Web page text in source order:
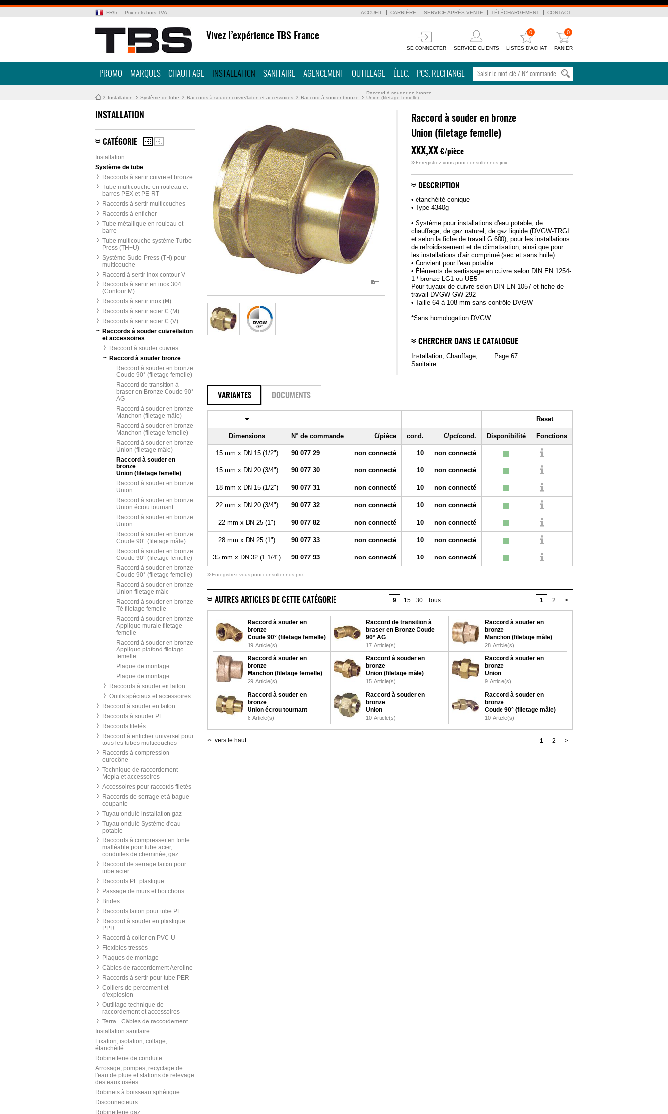
FR/fr Prix nets hors TVA ACCUEIL CARRIÈRE SERVICE APRÈS-VENTE TÉLÉCHARGEMENT CONTACT
Vivez l’expérience TBS France
SE CONNECTER SERVICE CLIENTS
0
LISTES D'ACHAT
0
PANIER
PROMO MARQUES CHAUFFAGE INSTALLATION SANITAIRE AGENCEMENT OUTILLAGE ÉLEC. PCS. RECHANGE
Installation Système de tube Raccords à souder cuivre/laiton et accessoires Raccord à souder bronze
Raccord à souder en bronze
Union (filetage femelle)
INSTALLATION
CATÉGORIE
Installation
Système de tube
Raccords à sertir cuivre et bronze
Tube multicouche en rouleau et
barres PEX et PE-RT
Raccords à sertir multicouches
Raccords à enficher
Tube métallique en rouleau et
barre
Tube multicouche système Turbo-
Press (TH+U)
Système Sudo-Press (TH) pour
multicouche
Raccord à sertir inox contour V
Raccords à sertir en inox 304
(Contour M)
Raccords à sertir inox (M)
Raccords à sertir acier C (M)
Raccords à sertir acier C (V)
Raccords à souder cuivre/laiton
et accessoires
Raccord à souder cuivres
Raccord à souder bronze
Raccord à souder en bronze
Coude 90° (filetage femelle)
Raccord de transition à
braser en Bronze Coude 90°
AG
Raccord à souder en bronze
Manchon (filetage mâle)
Raccord à souder en bronze
Manchon (filetage femelle)
Raccord à souder en bronze
Union (filetage mâle)
Raccord à souder en
bronze
Union (filetage femelle)
Raccord à souder en bronze
Union
Raccord à souder en bronze
Union écrou tournant
Raccord à souder en bronze
Union
Raccord à souder en bronze
Coude 90° (filetage mâle)
Raccord à souder en bronze
Coude 90° (filetage femelle)
Raccord à souder en bronze
Coude 90° (filetage femelle)
Raccord à souder en bronze
Union filetage mâle
Raccord à souder en bronze
Té filetage femelle
Raccord à souder en bronze
Applique murale filetage
femelle
Raccord à souder en bronze
Applique plafond filetage
femelle
Plaque de montage
Plaque de montage
Raccords à souder en laiton
Outils spéciaux et accessoires
Raccord à souder en laiton
Raccords à souder PE
Raccords filetés
Raccord à enficher universel pour
tous les tubes multicouches
Raccords à compression
eurocône
Technique de raccordement
Mepla et accessoires
Accessoires pour raccords filetés
Raccords de serrage et à bague
coupante
Tuyau ondulé installation gaz
Tuyau ondulé Système d'eau
potable
Raccords à compresser en fonte
malléable pour tube acier,
conduites de cheminée, gaz
Raccord de serrage laiton pour
tube acier
Raccords PE plastique
Passage de murs et bouchons
Brides
Raccords laiton pour tube PE
Raccord à souder en plastique
PPR
Raccord à coller en PVC-U
Flexibles tressés
Plaques de montage
Câbles de raccordement Aeroline
Raccords à sertir pour tube PER
Colliers de percement et
d'explosion
Outillage technique de
raccordement et accessoires
Terra+ Câbles de raccordement
Installation sanitaire
Fixation, isolation, collage,
étanchéité
Robinetterie de conduite
Arrosage, pompes, recyclage de
l'eau de pluie et stations de relevage
des eaux usées
Robinets à boisseau sphérique
Disconnecteurs
Robinetterie gaz
Raccord à souder en bronze
Union (filetage femelle)
XXX,XX €/pièce
» Enregistrez-vous pour consulter nos prix.
DESCRIPTION
• étanchéité conique
• Type 4340g
• Système pour installations d'eau potable, de
chauffage, de gaz naturel, de gaz liquide (DVGW-TRGI
et selon la fiche de travail G 600), pour les installations
de refroidissement et de climatisation, ainsi que pour
les installations d'air comprimé (sec et sans huile)
• Convient pour l'eau potable
• Éléments de sertissage en cuivre selon DIN EN 1254-
1 / bronze LG1 ou UE5
Pour tuyaux de cuivre selon DIN EN 1057 et fiche de
travail DVGW GW 292
• Taille 64 à 108 mm sans contrôle DVGW
*Sans homologation DVGW
CHERCHER DANS LE CATALOGUE
Installation, Chauffage,
Sanitaire:
Page 67
VARIANTES DOCUMENTS
Reset
Dimensions N° de commande €/pièce cond. €/pc/cond. Disponibilité Fonctions
15 mm x DN 15 (1/2") 90 077 29 non connecté 10 non connecté
15 mm x DN 20 (3/4") 90 077 30 non connecté 10 non connecté
18 mm x DN 15 (1/2") 90 077 31 non connecté 10 non connecté
22 mm x DN 20 (3/4") 90 077 32 non connecté 10 non connecté
22 mm x DN 25 (1") 90 077 82 non connecté 10 non connecté
28 mm x DN 25 (1") 90 077 33 non connecté 10 non connecté
35 mm x DN 32 (1 1/4") 90 077 93 non connecté 10 non connecté
» Enregistrez-vous pour consulter nos prix.
AUTRES ARTICLES DE CETTE CATÉGORIE 9 15 30 Tous 1 2 >
Raccord à souder en
bronze
Coude 90° (filetage femelle)
19 Article(s)
Raccord de transition à
braser en Bronze Coude
90° AG
17 Article(s)
Raccord à souder en
bronze
Manchon (filetage mâle)
28 Article(s)
Raccord à souder en
bronze
Manchon (filetage femelle)
29 Article(s)
Raccord à souder en
bronze
Union (filetage mâle)
15 Article(s)
Raccord à souder en
bronze
Union
9 Article(s)
Raccord à souder en
bronze
Union écrou tournant
8 Article(s)
Raccord à souder en
bronze
Union
10 Article(s)
Raccord à souder en
bronze
Coude 90° (filetage mâle)
10 Article(s)
vers le haut 1 2 >